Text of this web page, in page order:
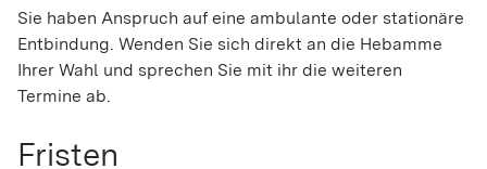
Sie haben Anspruch auf eine ambulante oder stationäre
Entbindung. Wenden Sie sich direkt an die Hebamme
Ihrer Wahl und sprechen Sie mit ihr die weiteren
Termine ab.
Fristen